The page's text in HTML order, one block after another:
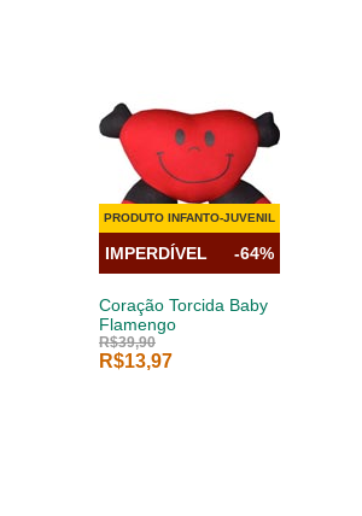
Coração Torcida Baby
Flamengo
R$39,90
R$13,97
IMPERDÍVEL -64%
PRODUTO INFANTO-JUVENIL